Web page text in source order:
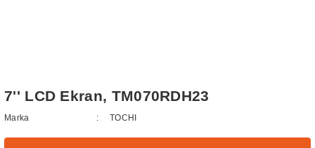
7'' LCD Ekran, TM070RDH23
Marka TOCHI